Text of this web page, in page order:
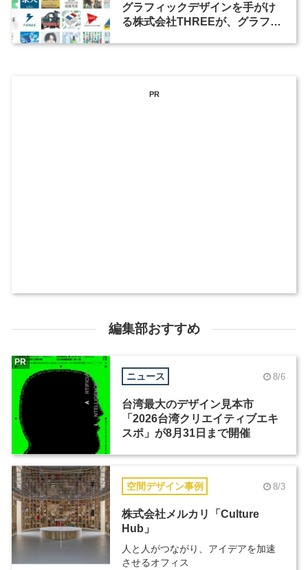
グラフィックデザインを手がけ
る株式会社THREEが、グラフィ
PR
編集部おすすめ
ニュース 8/6
台湾最大のデザイン見本市
「2026台湾クリエイティブエキ
スポ」が8月31日まで開催
PR
空間デザイン事例 8/3
株式会社メルカリ「Culture
Hub」
人と人がつながり、アイデアを加速
させるオフィス